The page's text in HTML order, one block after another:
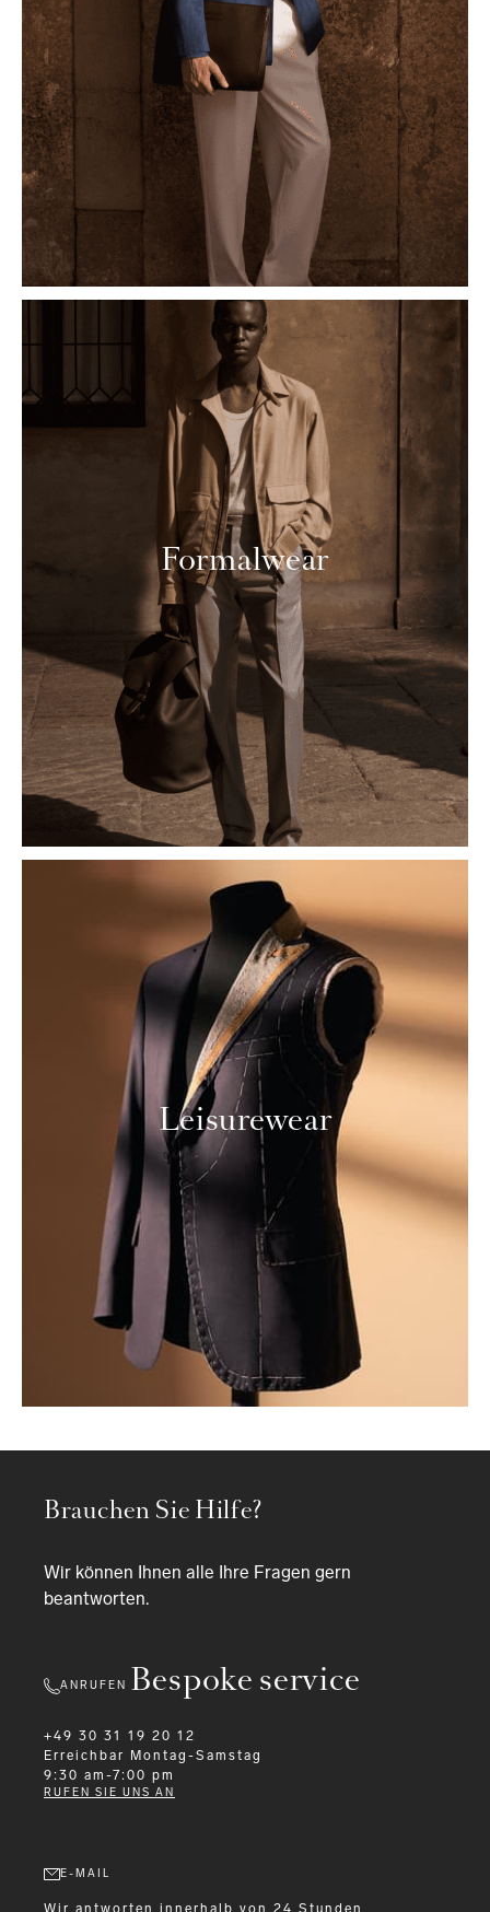
Formalwear
Leisurewear
Bespoke service
Brauchen Sie Hilfe?
Wir können Ihnen alle Ihre Fragen gern
beantworten.
ANRUFEN
+49 30 31 19 20 12
Erreichbar
Montag-Samstag
9:30 am-7:00 pm
RUFEN SIE UNS AN
E-MAIL
Wir antworten innerhalb von 24 Stunden